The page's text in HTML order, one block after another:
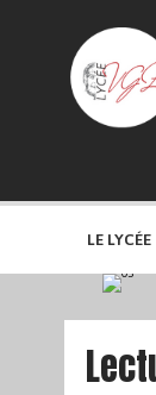
LE LYCÉE